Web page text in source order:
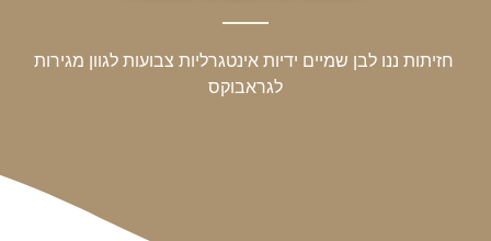
חזיתות ננו לבן שמיים ידיות אינטגרליות צבועות לגוון מגירות
לגראבוקס